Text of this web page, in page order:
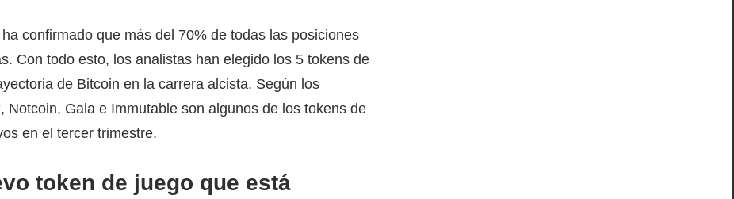
confirmado que más del 70% de todas las posiciones
Con todo esto, los analistas han elegido los 5 tokens de
de Bitcoin en la carrera alcista. Según los
Notcoin, Gala e Immutable son algunos de los tokens de
en el tercer trimestre.
token de juego que está